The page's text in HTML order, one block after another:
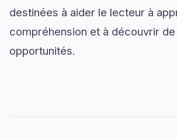
destinées à aider le lecteur à
compréhension et à découvrir
opportunités.